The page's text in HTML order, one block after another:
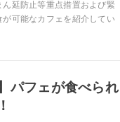
延防止等重点措置および緊
可能なカフェを紹介してい
パフェが食べられ